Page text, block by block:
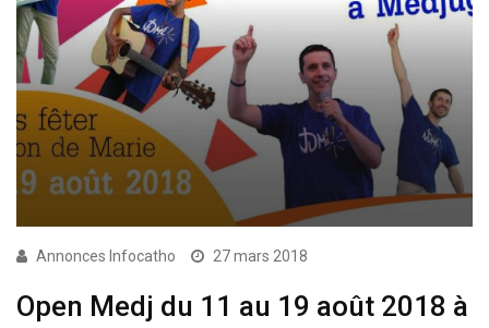
Annonces Infocatho 27 mars 2018
Open Medj du 11 au 19 août 2018 à